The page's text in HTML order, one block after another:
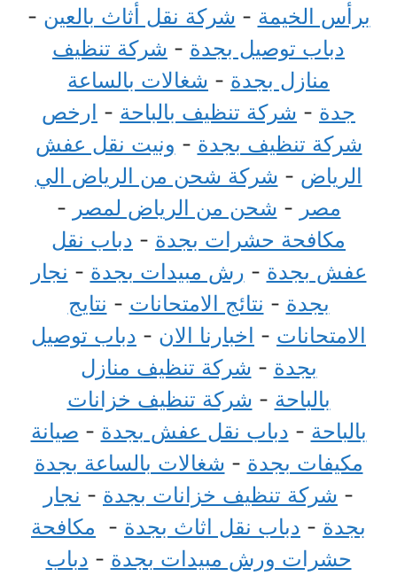
برأس الخيمة - شركة نقل أثاث بالعين -
دباب توصيل بجدة - شركة تنظيف
منازل بجدة - شغالات بالساعة
جدة - شركة تنظيف بالباحة - ارخص
شركة تنظيف بجدة - ونيت نقل عفش
الرياض - شركة شحن من الرياض الي
مصر - شحن من الرياض لمصر -
مكافحة حشرات بجدة - دباب نقل
عفش بجدة - رش مبيدات بجدة - نجار
بجدة - نتائج الامتحانات - نتايج
الامتحانات - اخبارنا الان - دباب توصيل
بجدة - شركة تنظيف منازل
بالباحة - شركة تنظيف خزانات
بالباحة - دباب نقل عفش بجدة - صيانة
مكيفات بجدة - شغالات بالساعة بجدة
- شركة تنظيف خزانات بجدة - نجار
بجدة - دباب نقل اثاث بجدة - مكافحة
حشرات ورش مبيدات بجدة - دباب